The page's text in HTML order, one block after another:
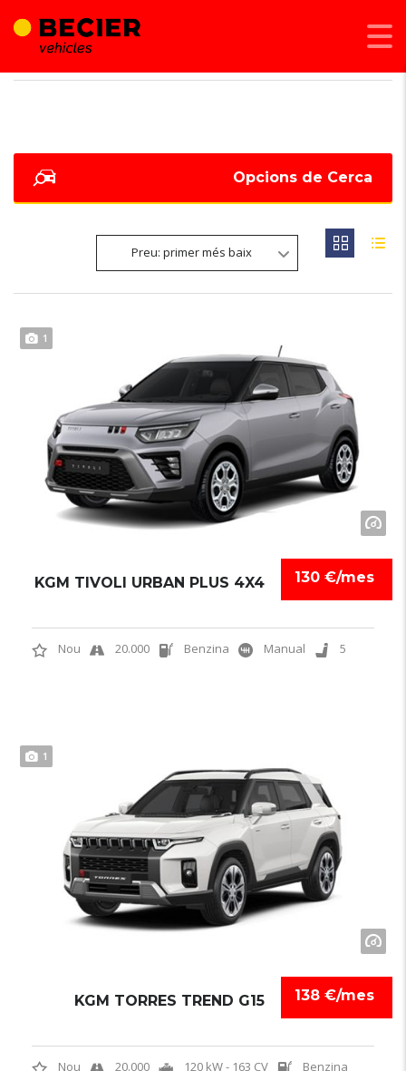
Opcions de Cerca
Preu: primer més baix
1
130 €/mes
KGM TIVOLI URBAN PLUS 4X4
Nou 20.000 Benzina Manual 5
1
138 €/mes
KGM TORRES TREND G15
Nou 20.000 120 kW - 163 CV Benzina